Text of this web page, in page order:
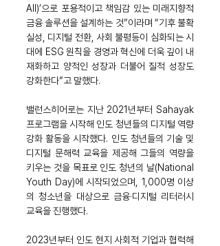
All)’으로 포용적이고 책임감 있는 미래지향적
금융 솔루션을 설계하는 것”이라며 “기후 불확
실성, 디지털 전환, 사회 불평등이 심화되는 시
대에 ESG 원칙을 경영과 혁신에 더욱 깊이 내
재화하고 양적인 성장과 더불어 질적 성장도
강화한다”고 말했다.
밸런스히어로는 지난 2021년부터 Sahayak
프로그램을 시작해 인도 청년들의 디지털 역량
강화 활동을 시작했다. 인도 청년들의 기술 및
디지털 문해력 교육을 제공해 그들의 역량을
키우는 것을 목표로 인도 청년의 날(National
Youth Day)에 시작되었으며, 1,000명 이상
의 청소년을 대상으로 금융·디지털 리터러시
교육을 진행했다.
2023년부터 인도 현지 사회적 기업과 협력해